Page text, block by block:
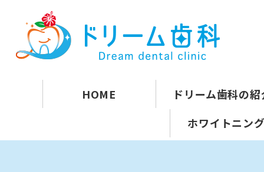
HOME
ドリーム歯科の
ホワイトニン